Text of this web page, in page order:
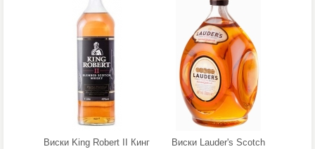
Виски King Robert II Кинг
Виски Lauder's Scotch